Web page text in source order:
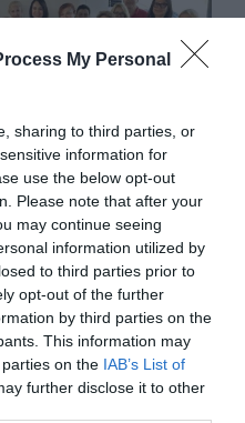
My Personal
sharing to third parties, or
information for
use the below opt-out
Please note that after your
may continue seeing
information utilized by
to third parties prior to
opt-out of the further
by third parties on the
This information may
on the IAB’s List of
further disclose it to other
για τον
και ξεκάθαρες ανάγκες
Υπηρεσίες του Δήμου…